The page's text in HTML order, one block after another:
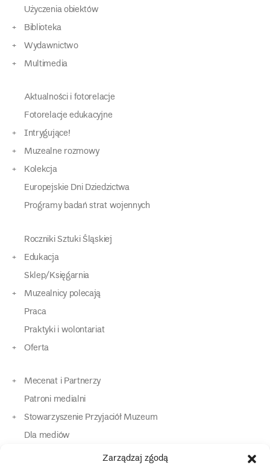
Zarządzaj zgodą
Użyczenia obiektów
Biblioteka
Wydawnictwo
Multimedia
Aktualności i fotorelacje
Fotorelacje edukacyjne
Intrygujące!
Muzealne rozmowy
Kolekcja
Europejskie Dni Dziedzictwa
Programy badań strat wojennych
Roczniki Sztuki Śląskiej
Edukacja
Sklep/Księgarnia
Muzealnicy polecają
Praca
Praktyki i wolontariat
Oferta
Mecenat i Partnerzy
Patroni medialni
Stowarzyszenie Przyjaciół Muzeum
Dla mediów
Dla osób o specjalnych potrzebach